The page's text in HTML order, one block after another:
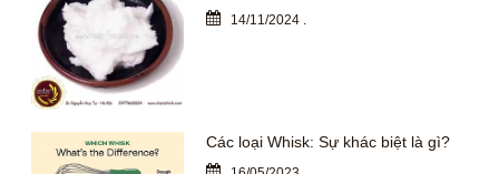
14/11/2024 .
Các loại Whisk: Sự khác biệt là gì?